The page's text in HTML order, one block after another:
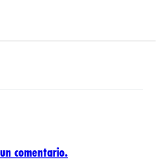
comentario.